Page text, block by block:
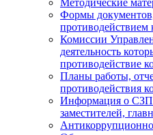
Методические
Формы
противодействием
Комиссии
деятельность
противодействие
Планы работы,
противодействия
Информация о СЗП
заместителей,